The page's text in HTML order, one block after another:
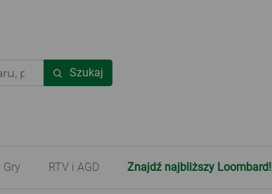
Szukaj
Gry RTV i AGD Znajdź najbliższy Loombard!